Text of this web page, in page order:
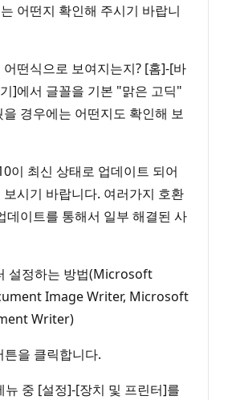
어떤지 확인해 주시기 바랍니
떤식으로 보여지는지? [홈]-[바
]에서 글꼴을 기본 "맑은 고딕"
경우에는 어떤지도 확인해 보
이 최신 상태로 업데이트 되어
시기 바랍니다. 여러가지 호환
데이트를 통해서 일부 해결된 사
설정하는 방법(Microsoft
Image Writer, Microsoft
Writer)
을 클릭합니다.
뉴 중 [설정]-[장치 및 프린터]를